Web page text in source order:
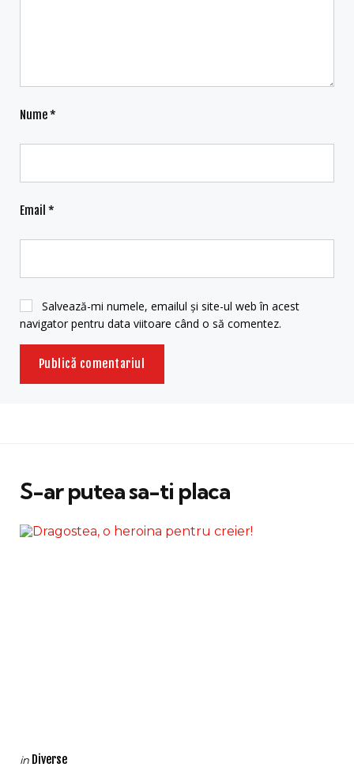
Nume*
Email *
Salvează-mi numele, emailul și site-ul web în acest
navigator pentru data viitoare când o să comentez.
S-ar putea sa-ti placa
Categories
Posted
in Diverse